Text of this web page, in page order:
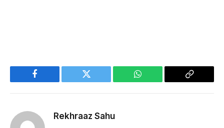
Facebook Twitter WhatsApp
Copy
Rekhraaz Sahu